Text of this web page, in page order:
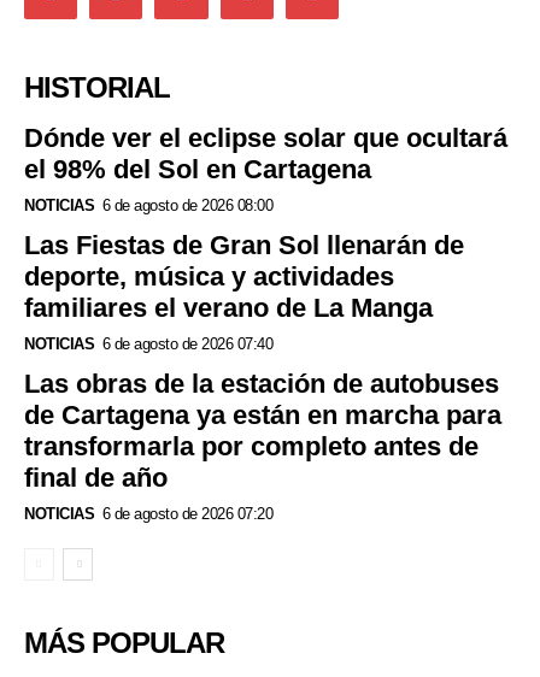
HISTORIAL
Dónde ver el eclipse solar que ocultará
el 98% del Sol en Cartagena
NOTICIAS 6 de agosto de 2026 08:00
Las Fiestas de Gran Sol llenarán de
deporte, música y actividades
familiares el verano de La Manga
NOTICIAS 6 de agosto de 2026 07:40
Las obras de la estación de autobuses
de Cartagena ya están en marcha para
transformarla por completo antes de
final de año
NOTICIAS 6 de agosto de 2026 07:20
MÁS POPULAR